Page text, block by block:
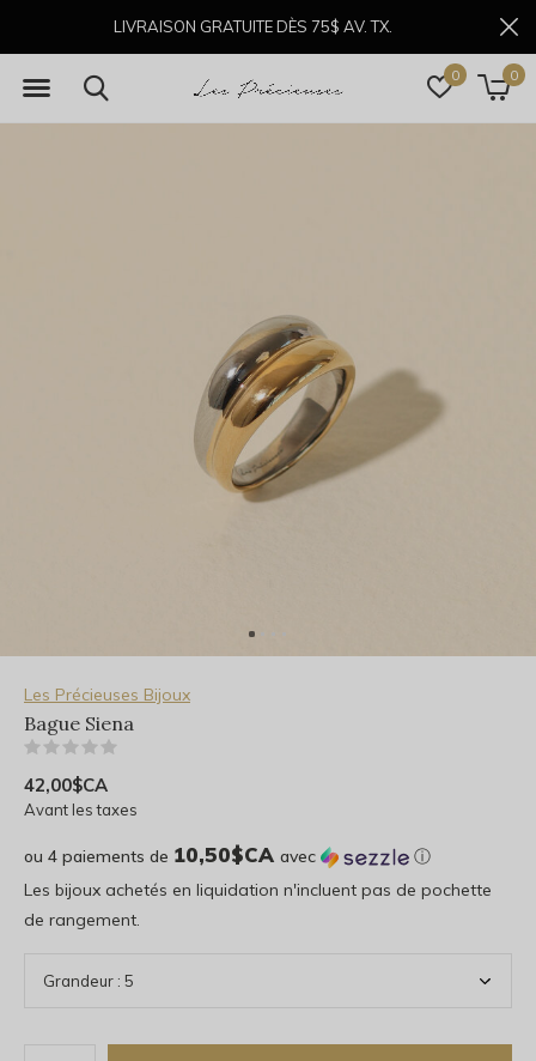
0 0
LIVRAISON GRATUITE DÈS 75$ AV. TX.
Les Précieuses Bijoux
Bague Siena
42,00$CA
Avant les taxes
ou 4 paiements de 10,50$CA avec
ⓘ
Les bijoux achetés en liquidation n'incluent pas de pochette
de rangement.